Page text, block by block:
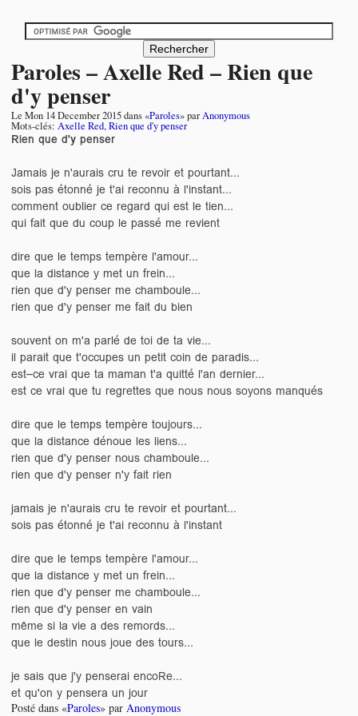
Paroles – Axelle Red – Rien que
d'y penser
Le Mon 14 December 2015dans «Paroles» parAnonymous
Mots-clés: Axelle Red,Rien que d'y penser
Rien que d'y penser
Jamais je n'aurais cru te revoir et pourtant...
sois pas étonné je t'ai reconnu à l'instant...
comment oublier ce regard qui est le tien...
qui fait que du coup le passé me revient
dire que le temps tempère l'amour...
que la distance y met un frein...
rien que d'y penser me chamboule...
rien que d'y penser me fait du bien
souvent on m'a parlé de toi de ta vie...
il parait que t'occupes un petit coin de paradis...
est–ce vrai que ta maman t'a quitté l'an dernier...
est ce vrai que tu regrettes que nous nous soyons manqués
dire que le temps tempère toujours...
que la distance dénoue les liens...
rien que d'y penser nous chamboule...
rien que d'y penser n'y fait rien
jamais je n'aurais cru te revoir et pourtant...
sois pas étonné je t'ai reconnu à l'instant
dire que le temps tempère l'amour...
que la distance y met un frein...
rien que d'y penser me chamboule...
rien que d'y penser en vain
même si la vie a des remords...
que le destin nous joue des tours...
je sais que j'y penserai encoRe...
et qu'on y pensera un jour
Posté dans «Paroles» par Anonymous